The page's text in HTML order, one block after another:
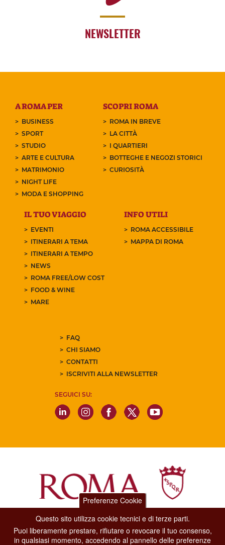
NEWSLETTER
A ROMA PER
BUSINESS
SPORT
STUDIO
ARTE E CULTURA
MATRIMONIO
NIGHT LIFE
MODA E SHOPPING
SCOPRI ROMA
ROMA IN BREVE
LA CITTÀ
I QUARTIERI
BOTTEGHE E NEGOZI STORICI
CURIOSITÀ
IL TUO VIAGGIO
EVENTI
ITINERARI A TEMA
ITINERARI A TEMPO
NEWS
ROMA FREE/LOW COST
FOOD & WINE
MARE
INFO UTILI
ROMA ACCESSIBILE
MAPPA DI ROMA
FAQ
CHI SIAMO
CONTATTI
ISCRIVITI ALLA NEWSLETTER
SEGUICI SU:
Dipartimento Grandi Eventi, Sport, Turismo e Moda.
Via di San Basilio, 51
00187 Roma
Preferenze Cookie
Questo sito utilizza cookie tecnici e di terze parti.
Puoi liberamente prestare, rifiutare o revocare il tuo consenso,
in qualsiasi momento, accedendo al pannello delle preferenze